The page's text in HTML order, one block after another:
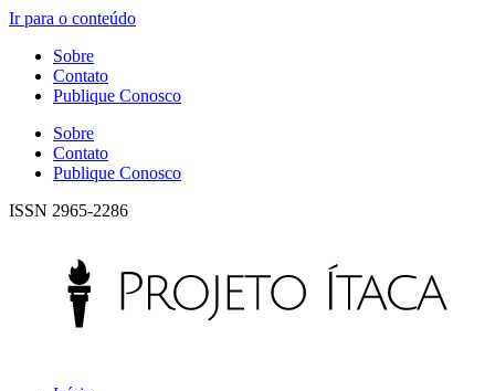
Ir para o conteúdo
Sobre
Contato
Publique Conosco
Sobre
Contato
Publique Conosco
ISSN 2965-2286